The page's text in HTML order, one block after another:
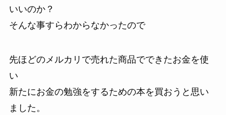
いいのか？
そんな事すらわからなかったので
先ほどのメルカリで売れた商品でできたお金を使
い
新たにお金の勉強をするための本を買おうと思い
ました。